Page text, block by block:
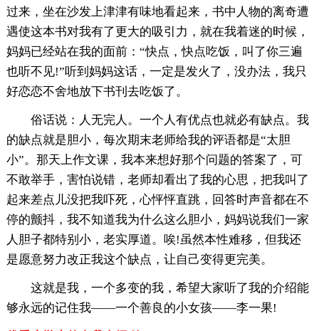
过来，坐在沙发上津津有味地看起来，书中人物的离奇遭
遇使这本书对我有了更大的吸引力，就在我着迷的时候，
妈妈已经站在我的面前：“快点，快点吃饭，叫了你三遍
也听不见!”听到妈妈这话，一定是发火了，没办法，我只
好恋恋不舍地放下书刊去吃饭了。
俗话说：人无完人。一个人有优点也就必有缺点。我
的缺点就是胆小，每次期末老师给我的评语都是“太胆
小”。那天上作文课，我本来想好那个问题的答案了，可
不敢举手，害怕说错，老师却看出了我的心思，把我叫了
起来差点儿没把我吓死，心怦怦直跳，回答时声音都在不
停的颤抖，我不知道我为什么这么胆小，妈妈说我们一家
人胆子都特别小，老实厚道。唉!虽然本性难移，但我还
是愿意努力改正我这个缺点，让自己变得更完美。
这就是我，一个多变的我，希望大家听了我的介绍能
够永远的记住我——一个善良的小女孩——李一果!